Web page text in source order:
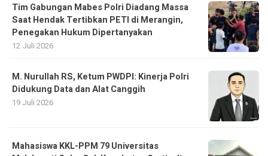
Tim Gabungan Mabes Polri Diadang Massa
Saat Hendak Tertibkan PETI di Merangin,
Penegakan Hukum Dipertanyakan
12 Juli 2026
M. Nurullah RS, Ketum PWDPI: Kinerja Polri
Didukung Data dan Alat Canggih
19 Juli 2026
Mahasiswa KKL-PPM 79 Universitas